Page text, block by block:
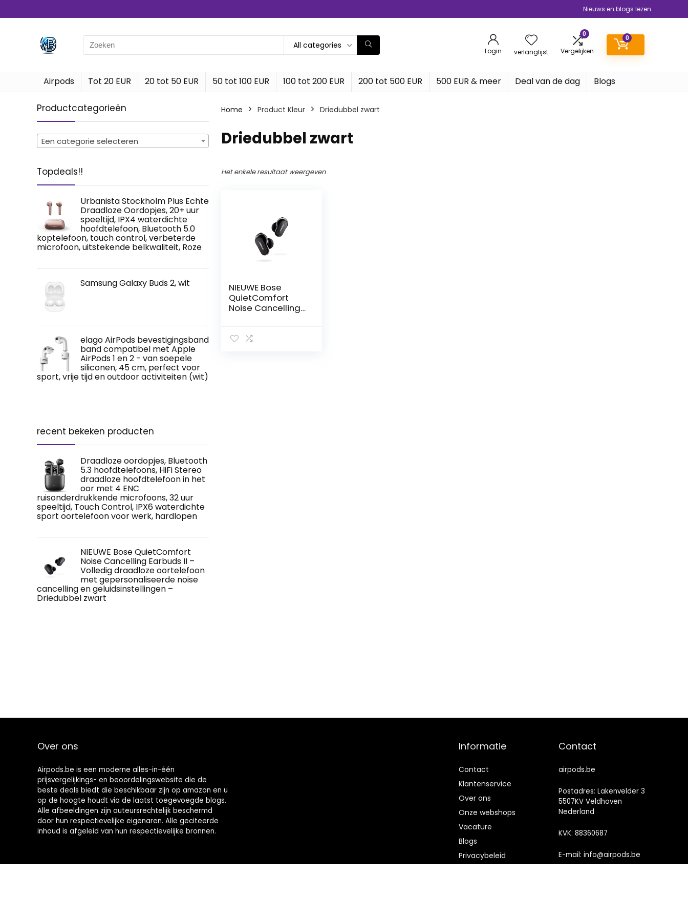
Nieuws en blogs lezen
Search
for:
All categories
Login verlanglijst
0
Vergelijken
0
Airpods Tot 20 EUR 20 tot 50 EUR 50 tot 100 EUR 100 tot 200 EUR 200 tot 500 EUR 500 EUR & meer Deal van de dag Blogs
Productcategorieën
Een categorie selecteren
Topdeals!!
Urbanista Stockholm Plus Echte
Draadloze Oordopjes, 20+ uur
speeltijd, IPX4 waterdichte
hoofdtelefoon, Bluetooth 5.0
koptelefoon, touch control, verbeterde
microfoon, uitstekende belkwaliteit, Roze
Samsung Galaxy Buds 2, wit
elago AirPods bevestigingsband
band compatibel met Apple
AirPods 1 en 2 - van soepele
siliconen, 45 cm, perfect voor
sport, vrije tijd en outdoor activiteiten (wit)
recent bekeken producten
Draadloze oordopjes, Bluetooth
5.3 hoofdtelefoons, HiFi Stereo
draadloze hoofdtelefoon in het
oor met 4 ENC
ruisonderdrukkende microfoons, 32 uur
speeltijd, Touch Control, IPX6 waterdichte
sport oortelefoon voor werk, hardlopen
NIEUWE Bose QuietComfort
Noise Cancelling Earbuds II –
Volledig draadloze oortelefoon
met gepersonaliseerde noise
cancelling en geluidsinstellingen –
Driedubbel zwart
Home Product Kleur ‎Driedubbel zwart
‎Driedubbel zwart
Het enkele resultaat weergeven
NIEUWE Bose
QuietComfort
Noise Cancelling
draadloze
Over ons
Airpods.be is een moderne alles-in-één
prijsvergelijkings- en beoordelingswebsite die de
beste deals biedt die beschikbaar zijn op amazon en u
op de hoogte houdt via de laatst toegevoegde blogs.
Alle afbeeldingen zijn auteursrechtelijk beschermd
door hun respectievelijke eigenaren. Alle geciteerde
inhoud is afgeleid van hun respectievelijke bronnen.
Informatie
Contact
Klantenservice
Over ons
Onze webshops
Vacature
Blogs
Privacybeleid
Contact
airpods.be
Postadres: Lakenvelder 3
5507KV Veldhoven
Nederland
KVK: 88360687
E-mail:info@airpods.be